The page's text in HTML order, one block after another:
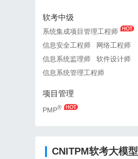
软考中级
系统集成项目管理工程师
信息安全工程师
网络工程师
信息系统监理师
软件设计师
信息系统管理工程师
项目管理
PMP®
CNITPM软考大模型